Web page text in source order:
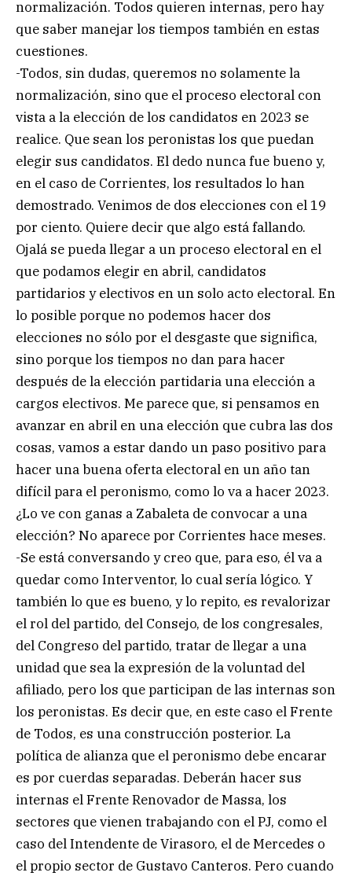
normalización. Todos quieren internas, pero hay
que saber manejar los tiempos también en estas
cuestiones.
-Todos, sin dudas, queremos no solamente la
normalización, sino que el proceso electoral con
vista a la elección de los candidatos en 2023 se
realice. Que sean los peronistas los que puedan
elegir sus candidatos. El dedo nunca fue bueno y,
en el caso de Corrientes, los resultados lo han
demostrado. Venimos de dos elecciones con el 19
por ciento. Quiere decir que algo está fallando.
Ojalá se pueda llegar a un proceso electoral en el
que podamos elegir en abril, candidatos
partidarios y electivos en un solo acto electoral. En
lo posible porque no podemos hacer dos
elecciones no sólo por el desgaste que significa,
sino porque los tiempos no dan para hacer
después de la elección partidaria una elección a
cargos electivos. Me parece que, si pensamos en
avanzar en abril en una elección que cubra las dos
cosas, vamos a estar dando un paso positivo para
hacer una buena oferta electoral en un año tan
difícil para el peronismo, como lo va a hacer 2023.
¿Lo ve con ganas a Zabaleta de convocar a una
elección? No aparece por Corrientes hace meses.
-Se está conversando y creo que, para eso, él va a
quedar como Interventor, lo cual sería lógico. Y
también lo que es bueno, y lo repito, es revalorizar
el rol del partido, del Consejo, de los congresales,
del Congreso del partido, tratar de llegar a una
unidad que sea la expresión de la voluntad del
afiliado, pero los que participan de las internas son
los peronistas. Es decir que, en este caso el Frente
de Todos, es una construcción posterior. La
política de alianza que el peronismo debe encarar
es por cuerdas separadas. Deberán hacer sus
internas el Frente Renovador de Massa, los
sectores que vienen trabajando con el PJ, como el
caso del Intendente de Virasoro, el de Mercedes o
el propio sector de Gustavo Canteros. Pero cuando